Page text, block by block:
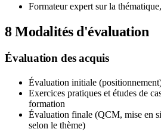
Formateur expert sur la
8Modalités d'évaluation
Évaluation des acquis
Évaluation initiale
Exercices pratiques et études de
formation
Évaluation finale (QCM, mise en
selon le thème)